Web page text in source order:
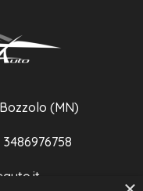
(MN)
3486976758